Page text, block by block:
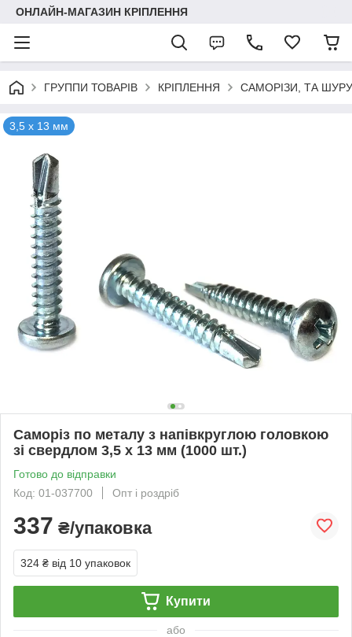
ОНЛАЙН-МАГАЗИН КРІПЛЕННЯ
ГРУППИ ТОВАРІВ КРІПЛЕННЯ САМОРІЗИ, ТА
3,5 х 13 мм
Саморіз по металу з напівкруглою головкою
зі свердлом 3,5 х 13 мм (1000 шт.)
Готово до відправки
Код: 01-037700
Опт і роздріб
337 ₴/упаковка
324 ₴ від 10 упаковок
Купити
або